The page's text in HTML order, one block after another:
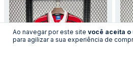
Ao navegar por este site você aceita o
para agilizar a sua experiência de